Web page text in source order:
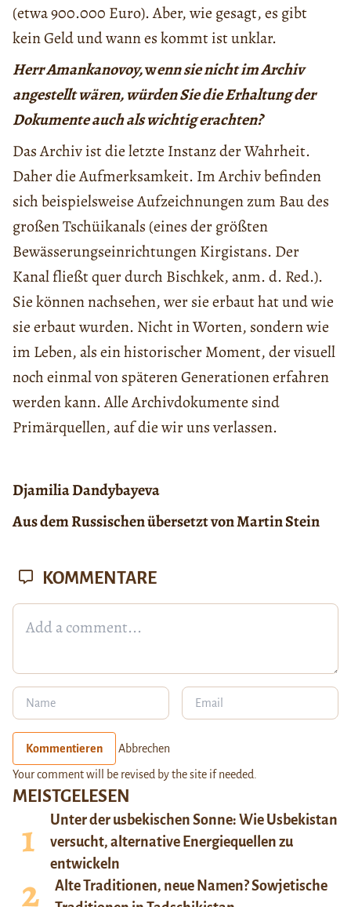
(etwa 900.000 Euro). Aber, wie gesagt, es gibt
kein Geld und wann es kommt ist unklar.
Herr Amankanovoy,wenn sie nicht im Archiv
angestellt wären, würden Sie die Erhaltung der
Dokumente auch als wichtig erachten?
Das Archiv ist die letzte Instanz der Wahrheit.
Daher die Aufmerksamkeit. Im Archiv befinden
sich beispielsweise Aufzeichnungen zum Bau des
großen Tschüikanals (eines der größten
Bewässerungseinrichtungen Kirgistans. Der
Kanal fließt quer durch Bischkek, anm. d. Red.).
Sie können nachsehen, wer sie erbaut hat und wie
sie erbaut wurden. Nicht in Worten, sondern wie
im Leben, als ein historischer Moment, der visuell
noch einmal von späteren Generationen erfahren
werden kann. Alle Archivdokumente sind
Primärquellen, auf die wir uns verlassen.
Djamilia Dandybayeva
Aus dem Russischen übersetzt von Martin Stein
MEISTGELESEN
Unter der usbekischen Sonne: Wie Usbekistan
versucht, alternative Energiequellen zu
entwickeln
Alte Traditionen, neue Namen? Sowjetische
KOMMENTARE
Kommentieren Abbrechen
Your comment will be revised by the site if needed.